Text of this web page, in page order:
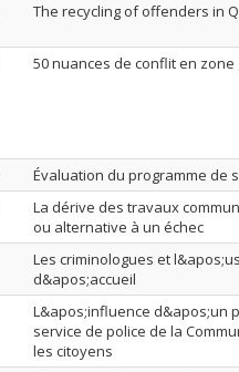
The recycling of offenders in
50 nuances de conflit en
Évaluation du programme de
La dérive des travaux
ou alternative à un échec
Les criminologues et
d&apos;accueil
L&apos;influence d&apos;un
service de police de la
les citoyens